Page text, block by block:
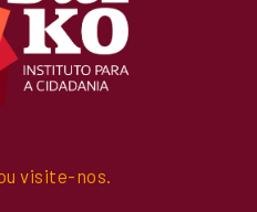
visite-nos.